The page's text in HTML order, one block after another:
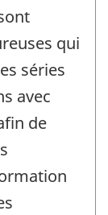
qui
séries
avec
de